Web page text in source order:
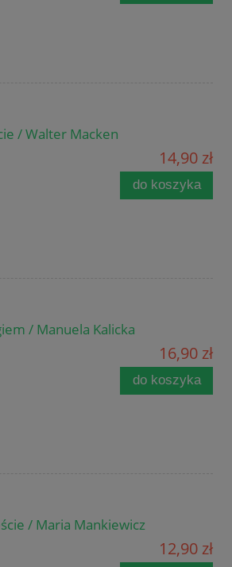
/ Walter Macken
14,90 zł
do koszyka
/ Manuela Kalicka
16,90 zł
do koszyka
/ Maria Mankiewicz
12,90 zł